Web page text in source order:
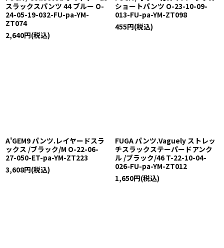
スラックスパンツ 44 ブルー O-
24-05-19-032-FU-pa-YM-
ZT074
2,640円(税込)
ショートパンツ O-23-10-09-
013-FU-pa-YM-ZT098
455円(税込)
A'GEM9 パンツ.レイヤードスラ
ックス /ブラック/M O-22-06-
27-050-ET-pa-YM-ZT223
3,608円(税込)
FUGA パンツ.Vaguely ストレッ
チスラックステーパードアンク
ル /ブラック/46 T-22-10-04-
026-FU-pa-YM-ZT012
1,650円(税込)